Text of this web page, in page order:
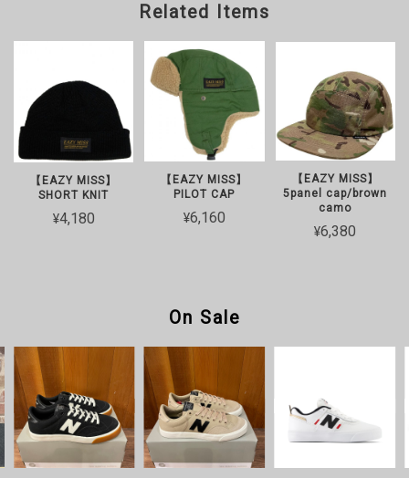
Related Items
【EAZY MISS】
SHORT KNIT
¥4,180
【EAZY MISS】
PILOT CAP
¥6,160
【EAZY MISS】
5panel cap/brown
camo
¥6,380
On Sale